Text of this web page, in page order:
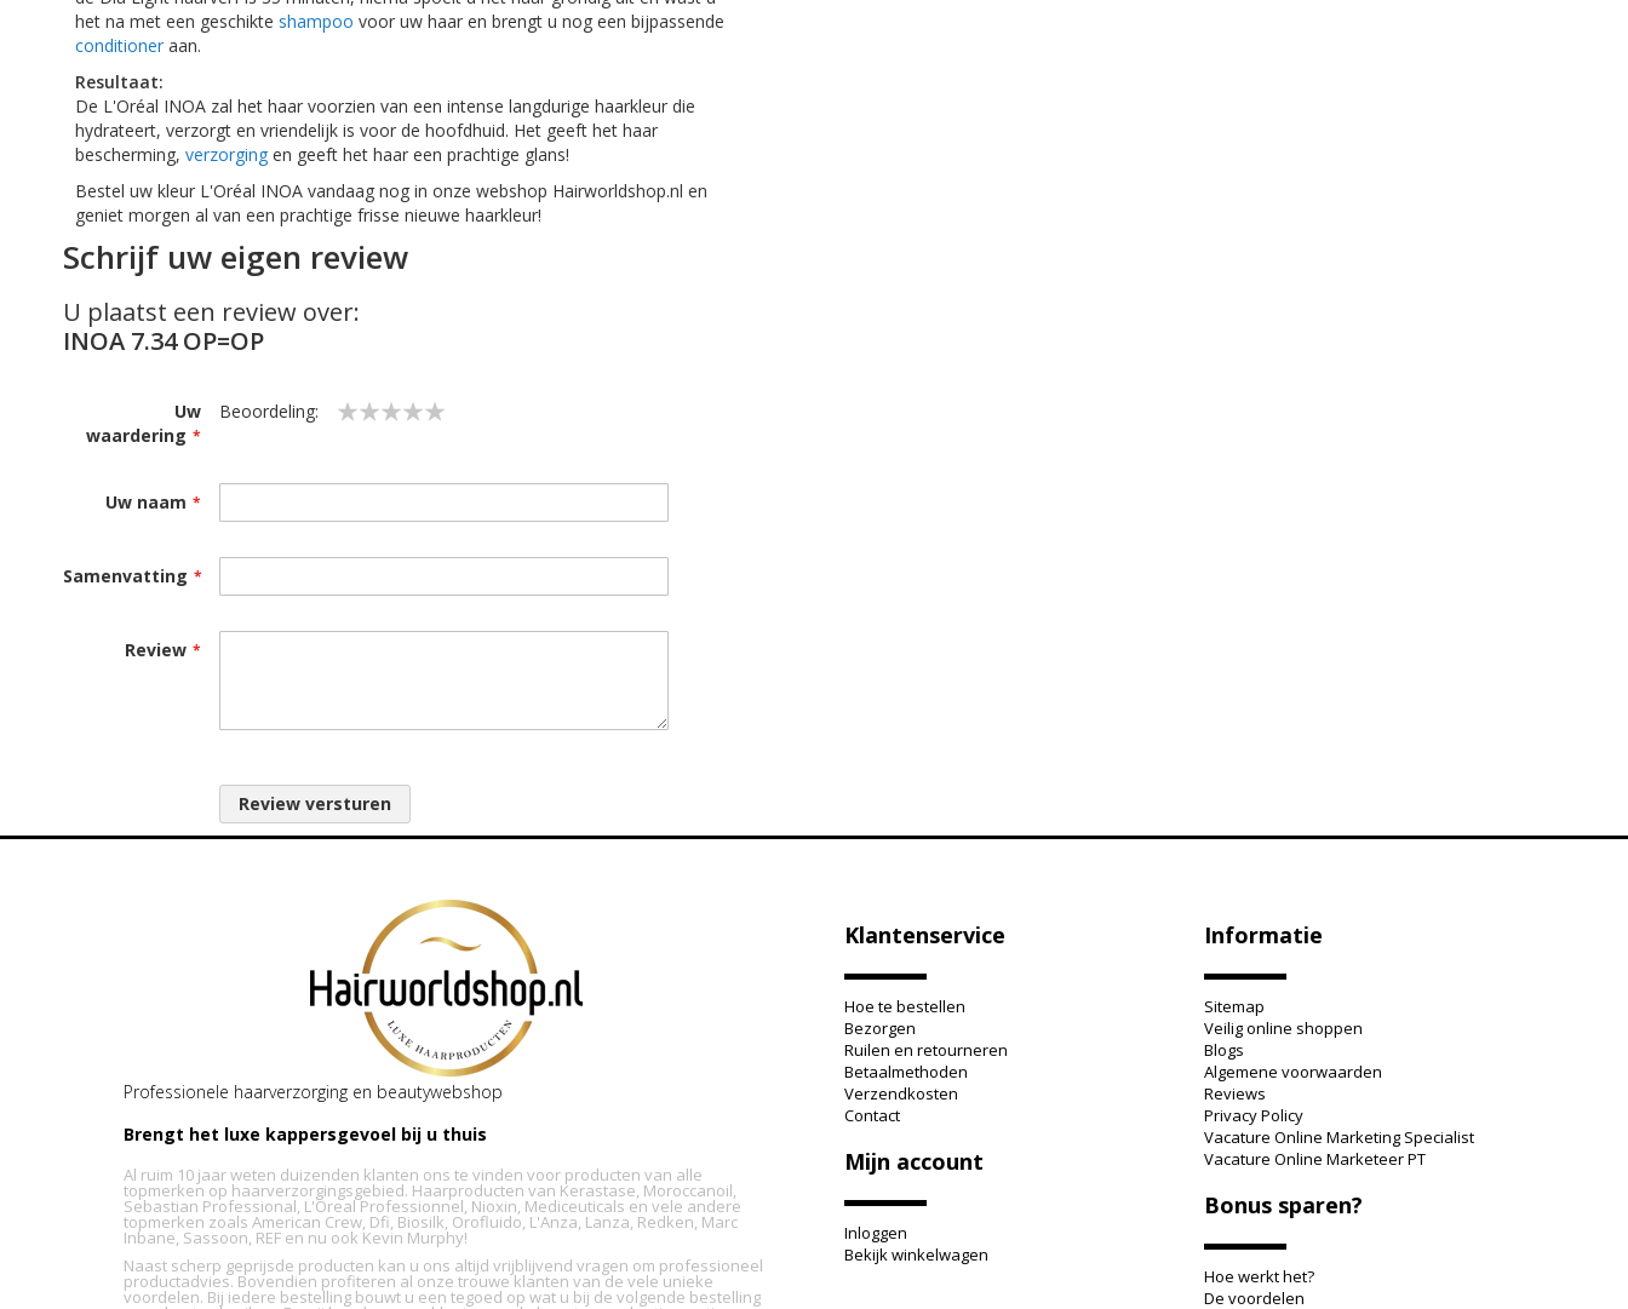
het na met een geschikte shampoo voor uw haar en brengt u nog een bijpassende
conditioner aan.
Resultaat:
De L'Oréal INOA zal het haar voorzien van een intense langdurige haarkleur die
hydrateert, verzorgt en vriendelijk is voor de hoofdhuid. Het geeft het haar
bescherming, verzorging en geeft het haar een prachtige glans!
Bestel uw kleur L'Oréal INOA vandaag nog in onze webshop Hairworldshop.nl en
geniet morgen al van een prachtige frisse nieuwe haarkleur!
Schrijf uw eigen review
U plaatst een review over:
INOA 7.34 OP=OP
Uw
waardering
Beoordeling:
Uw naam
Samenvatting
Review
Review versturen
Professionele haarverzorging en beautywebshop
Brengt het luxe kappersgevoel bij u thuis
Al ruim 10 jaar weten duizenden klanten ons te vinden voor producten van alle
topmerken op haarverzorgingsgebied. Haarproducten van Kerastase, Moroccanoil,
Sebastian Professional, L'Oreal Professionnel, Nioxin, Mediceuticals en vele andere
topmerken zoals American Crew, Dfi, Biosilk, Orofluido, L'Anza, Lanza, Redken, Marc
Inbane, Sassoon, REF en nu ook Kevin Murphy!
Naast scherp geprijsde producten kan u ons altijd vrijblijvend vragen om professioneel
productadvies. Bovendien profiteren al onze trouwe klanten van de vele unieke
voordelen. Bij iedere bestelling bouwt u een tegoed op wat u bij de volgende bestelling
Klantenservice
Hoe te bestellen
Bezorgen
Ruilen en retourneren
Betaalmethoden
Verzendkosten
Contact
Mijn account
Inloggen
Bekijk winkelwagen
Informatie
Sitemap
Veilig online shoppen
Blogs
Algemene voorwaarden
Reviews
Privacy Policy
Vacature Online Marketing Specialist
Vacature Online Marketeer PT
Bonus sparen?
Hoe werkt het?
De voordelen